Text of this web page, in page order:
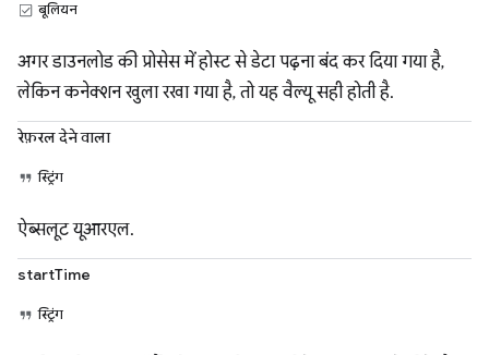
बूलियन
अगर डाउनलोड की प्रोसेस में होस्ट से डेटा पढ़ना बंद कर दिया गया है,
लेकिन कनेक्शन खुला रखा गया है, तो यह वैल्यू सही होती है.
रेफ़रल देने वाला
स्ट्रिंग
ऐब्सलूट यूआरएल.
startTime
स्ट्रिंग